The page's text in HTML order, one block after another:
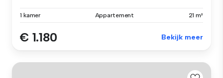
1 kamer Appartement 21 m²
€ 1.180 Bekijk meer